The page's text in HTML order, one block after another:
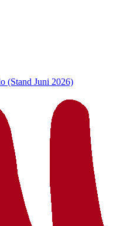
(Stand Juni 2026)